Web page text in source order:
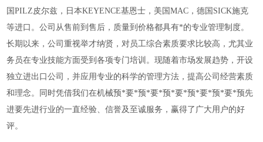
国PILZ皮尔兹，日本KEYENCE基恩士，美国MAC，德国SICK施克
等进口。公司从售前到售后，质量到价格都具有*的专业管理制度。
长期以来，公司重视举才纳贤，对员工综合素质要求比较高，尤其业
务员在专业技能方面受到各项专门培训。现随着市场发展趋势，开设
独立进出口公司，并应用专业的科学的管理方法，提高公司经营素质
和理念。同时凭借我们在机械预*要*预*要*预*要*预*要*预*要*预先
进要先进行业的一直经验、信誉及至诚服务，赢得了广大用户的好
评。